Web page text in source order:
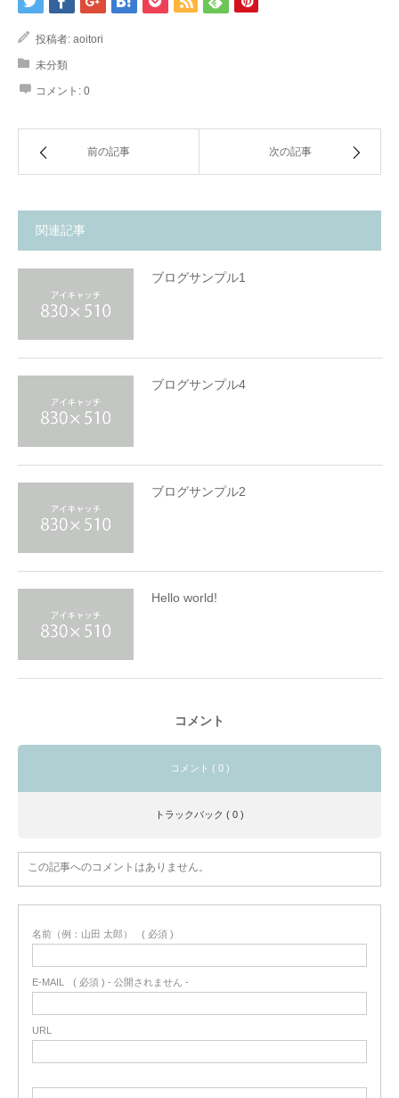
投稿者: aoitori
未分類
コメント: 0
前の記事 次の記事
関連記事
ブログサンプル1
ブログサンプル4
ブログサンプル2
Hello world!
コメント
コメント ( 0 )
トラックバック ( 0 )
この記事へのコメントはありません。
名前（例：山田 太郎） ( 必須 )
E-MAIL ( 必須 ) - 公開されません -
URL